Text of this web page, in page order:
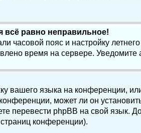
всё равно неправильное!
часовой пояс и настройку
время на сервере.
вашего языка на конференции,
может ли он
перевести phpBB на свой
конференции).